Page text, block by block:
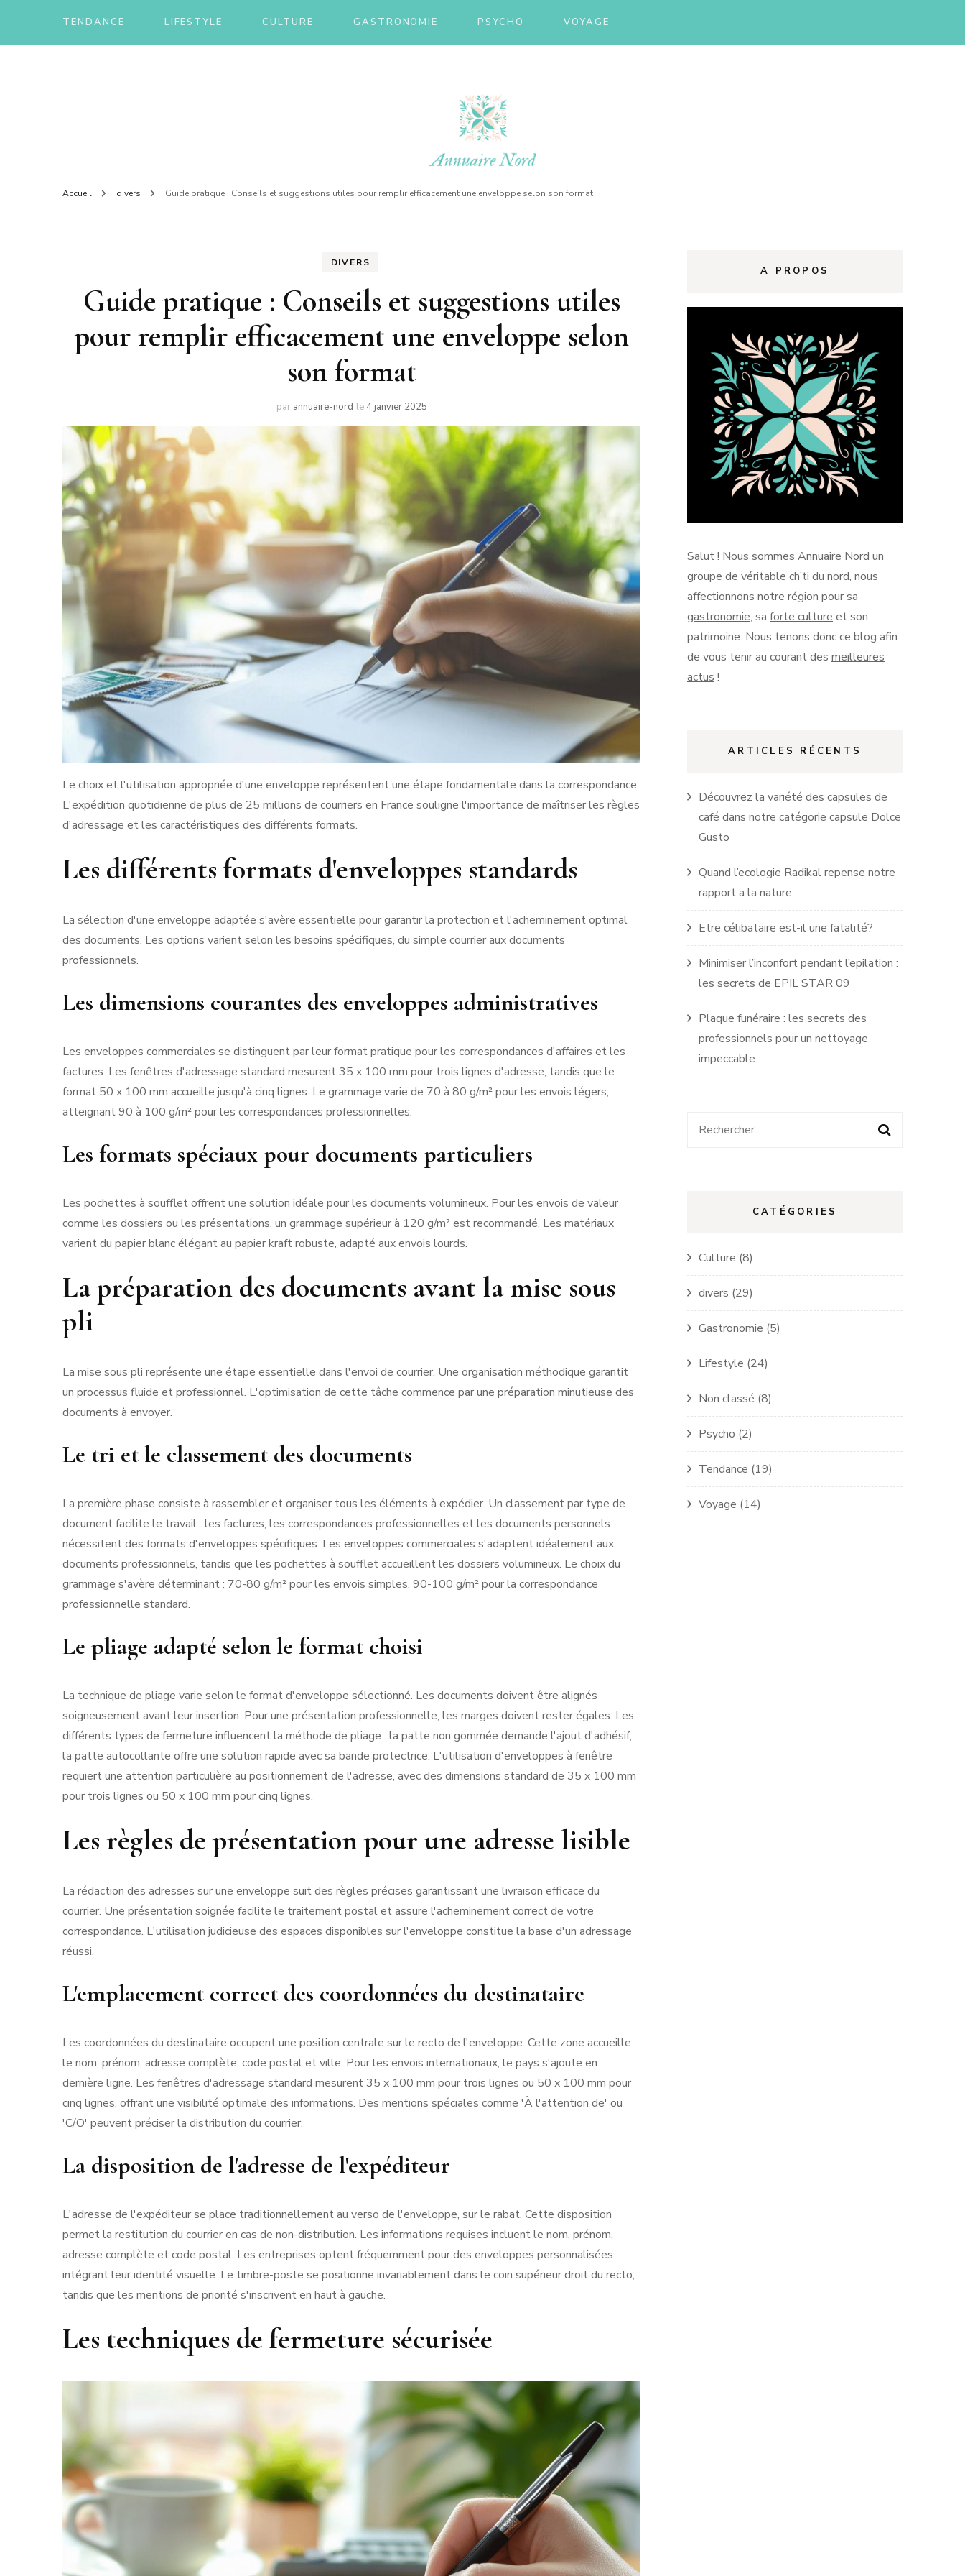
TENDANCE LIFESTYLE CULTURE GASTRONOMIE PSYCHO VOYAGE
Annuaire nord
Accueil divers Guide pratique : Conseils et suggestions utiles pour remplir efficacement une enveloppe selon son format
DIVERS
Guide pratique : Conseils et suggestions utiles
pour remplir efficacement une enveloppe selon
son format
par annuaire-nord le 4 janvier 2025
Le choix et l'utilisation appropriée d'une enveloppe représentent une étape fondamentale dans la correspondance.
L'expédition quotidienne de plus de 25 millions de courriers en France souligne l'importance de maîtriser les règles
d'adressage et les caractéristiques des différents formats.
Les différents formats d'enveloppes standards
La sélection d'une enveloppe adaptée s'avère essentielle pour garantir la protection et l'acheminement optimal
des documents. Les options varient selon les besoins spécifiques, du simple courrier aux documents
professionnels.
Les dimensions courantes des enveloppes administratives
Les enveloppes commerciales se distinguent par leur format pratique pour les correspondances d'affaires et les
factures. Les fenêtres d'adressage standard mesurent 35 x 100 mm pour trois lignes d'adresse, tandis que le
format 50 x 100 mm accueille jusqu'à cinq lignes. Le grammage varie de 70 à 80 g/m² pour les envois légers,
atteignant 90 à 100 g/m² pour les correspondances professionnelles.
Les formats spéciaux pour documents particuliers
Les pochettes à soufflet offrent une solution idéale pour les documents volumineux. Pour les envois de valeur
comme les dossiers ou les présentations, un grammage supérieur à 120 g/m² est recommandé. Les matériaux
varient du papier blanc élégant au papier kraft robuste, adapté aux envois lourds.
La préparation des documents avant la mise sous
pli
La mise sous pli représente une étape essentielle dans l'envoi de courrier. Une organisation méthodique garantit
un processus fluide et professionnel. L'optimisation de cette tâche commence par une préparation minutieuse des
documents à envoyer.
Le tri et le classement des documents
La première phase consiste à rassembler et organiser tous les éléments à expédier. Un classement par type de
document facilite le travail : les factures, les correspondances professionnelles et les documents personnels
nécessitent des formats d'enveloppes spécifiques. Les enveloppes commerciales s'adaptent idéalement aux
documents professionnels, tandis que les pochettes à soufflet accueillent les dossiers volumineux. Le choix du
grammage s'avère déterminant : 70-80 g/m² pour les envois simples, 90-100 g/m² pour la correspondance
professionnelle standard.
Le pliage adapté selon le format choisi
La technique de pliage varie selon le format d'enveloppe sélectionné. Les documents doivent être alignés
soigneusement avant leur insertion. Pour une présentation professionnelle, les marges doivent rester égales. Les
différents types de fermeture influencent la méthode de pliage : la patte non gommée demande l'ajout d'adhésif,
la patte autocollante offre une solution rapide avec sa bande protectrice. L'utilisation d'enveloppes à fenêtre
requiert une attention particulière au positionnement de l'adresse, avec des dimensions standard de 35 x 100 mm
pour trois lignes ou 50 x 100 mm pour cinq lignes.
Les règles de présentation pour une adresse lisible
La rédaction des adresses sur une enveloppe suit des règles précises garantissant une livraison efficace du
courrier. Une présentation soignée facilite le traitement postal et assure l'acheminement correct de votre
correspondance. L'utilisation judicieuse des espaces disponibles sur l'enveloppe constitue la base d'un adressage
réussi.
L'emplacement correct des coordonnées du destinataire
Les coordonnées du destinataire occupent une position centrale sur le recto de l'enveloppe. Cette zone accueille
le nom, prénom, adresse complète, code postal et ville. Pour les envois internationaux, le pays s'ajoute en
dernière ligne. Les fenêtres d'adressage standard mesurent 35 x 100 mm pour trois lignes ou 50 x 100 mm pour
cinq lignes, offrant une visibilité optimale des informations. Des mentions spéciales comme 'À l'attention de' ou
'C/O' peuvent préciser la distribution du courrier.
La disposition de l'adresse de l'expéditeur
L'adresse de l'expéditeur se place traditionnellement au verso de l'enveloppe, sur le rabat. Cette disposition
permet la restitution du courrier en cas de non-distribution. Les informations requises incluent le nom, prénom,
adresse complète et code postal. Les entreprises optent fréquemment pour des enveloppes personnalisées
intégrant leur identité visuelle. Le timbre-poste se positionne invariablement dans le coin supérieur droit du recto,
tandis que les mentions de priorité s'inscrivent en haut à gauche.
Les techniques de fermeture sécurisée
A PROPOS
Salut ! Nous sommes Annuaire Nord un
groupe de véritable ch’ti du nord, nous
affectionnons notre région pour sa
gastronomie, sa forte culture et son
patrimoine. Nous tenons donc ce blog afin
de vous tenir au courant des meilleures
actus !
ARTICLES RÉCENTS
Découvrez la variété des capsules de
café dans notre catégorie capsule Dolce
Gusto
Quand l’ecologie Radikal repense notre
rapport a la nature
Etre célibataire est-il une fatalité?
Minimiser l’inconfort pendant l’epilation :
les secrets de EPIL STAR 09
Plaque funéraire : les secrets des
professionnels pour un nettoyage
impeccable
Rechercher :
CATÉGORIES
Culture (8)
divers (29)
Gastronomie (5)
Lifestyle (24)
Non classé (8)
Psycho (2)
Tendance (19)
Voyage (14)